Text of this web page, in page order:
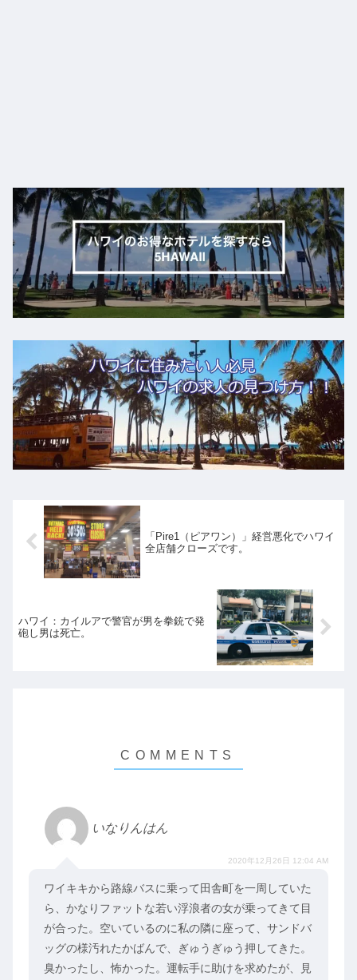
「Pire1（ピアワン）」経営悪化でハワイ
全店舗クローズです。
ハワイ：カイルアで警官が男を拳銃で発
砲し男は死亡。
いなりんはん
2020年12月26日 12:04 AM
ワイキキから路線バスに乗って田舎町を一周していた
ら、かなりファットな若い浮浪者の女が乗ってきて目
が合った。空いているのに私の隣に座って、サンドバ
ッグの様汚れたかばんで、ぎゅうぎゅう押してきた。
臭かったし、怖かった。運転手に助けを求めたが、見